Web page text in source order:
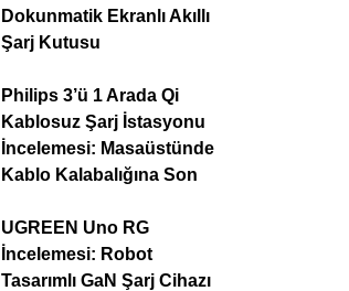
Dokunmatik Ekranlı Akıllı
Şarj Kutusu
Philips 3’ü 1 Arada Qi
Kablosuz Şarj İstasyonu
İncelemesi: Masaüstünde
Kablo Kalabalığına Son
UGREEN Uno RG
İncelemesi: Robot
Tasarımlı GaN Şarj Cihazı